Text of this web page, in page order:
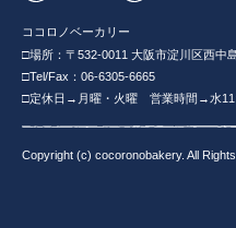
ココロノベーカリー
□場所：〒532-0011 大阪市淀川区西中
□Tel/Fax：06-6305-6665
□定休日→月曜・火曜 営業時間→水
Copyright (c) cocoronobakery. All